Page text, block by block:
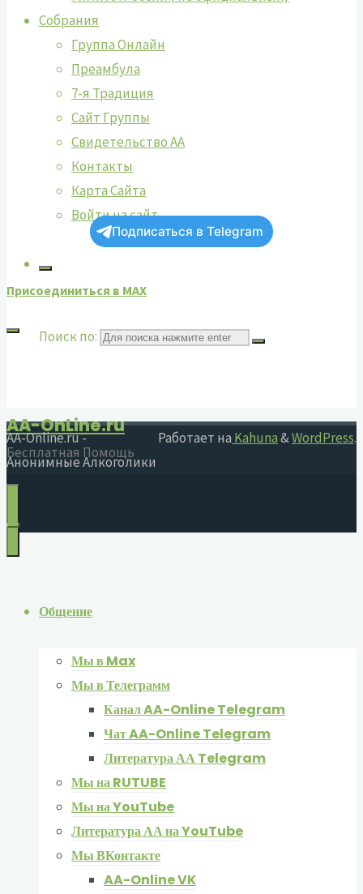
Собрания
Группа Онлайн
Преамбула
7-я Традиция
Сайт Группы
Свидетельство АА
Контакты
Карта Сайта
Войти на сайт
Поиск по:
AA-OnLine.ru
Бесплатная Помощь
Общение
Мы в Max
Мы в Телеграмм
Канал AA-Online Telegram
Чат AA-Online Telegram
Литература АА Telegram
Мы на RUTUBE
Мы на YouTube
Литература АА на YouTube
Мы ВКонтакте
AA-Online VK
Подписаться в Telegram
Присоединиться в MAX
Работает на Kahuna&WordPress.
AA-Online.ru -
Анонимные Алкоголики